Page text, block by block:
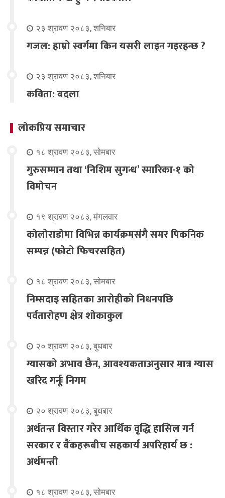
२३ श्रावण २०८३, शनिबार
गजल: हाम्रो स्वर्गमा किन यसरी लाइन गइरहन्छ ?
२३ श्रावण २०८३, शनिबार
कविता: बदला
लोकप्रिय समाचार
१८ श्रावण २०८३, सोमबार
गुरुसम्मान तथा ‘निशिम सुगन्ध’ स्मारिका-१ को
विमोचन
१९ श्रावण २०८३, मंगलवार
कोलोराडोमा विभिन्न कार्यक्रमसंगै समर पिकनिक
सम्पन्न (फोटो फिचरसहित)
१८ श्रावण २०८३, सोमबार
निम्सदाइ सहितका आरोहीको निधनपछि
पर्वतारोहण क्षेत्र शोकाकुल
२० श्रावण २०८३, बुधबार
ग्यासको अभाव छैन, आवश्यकताअनुसार मात्र ग्यास
खरिद गर्नूः निगम
२० श्रावण २०८३, बुधबार
अर्थतन्त्र विस्तार गरेर आर्थिक वृद्धि हासिल गर्न
सरकार र बैंकहरूबीच सहकार्य अपरिहार्य छ :
अर्थमन्त्री
१८ श्रावण २०८३, सोमबार